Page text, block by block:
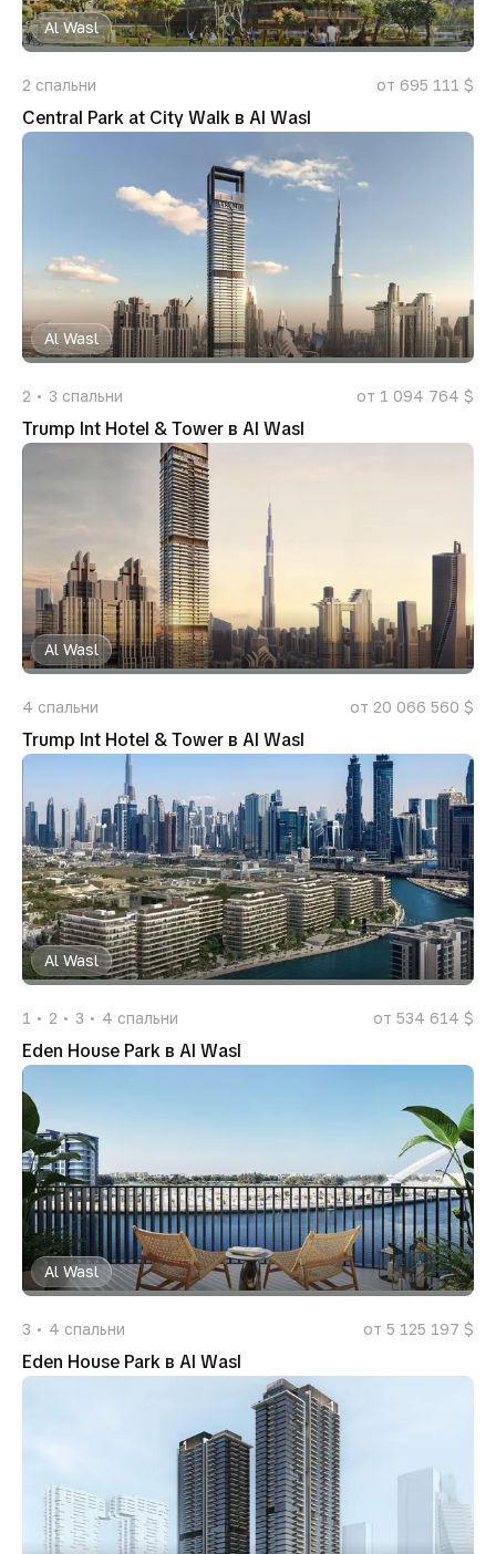
Al Wasl
2 спальни от 695 111 $
Central Park at City Walk в Al Wasl
Al Wasl
2 3 спальни от 1 094 764 $
Trump Int Hotel & Tower в Al Wasl
Al Wasl
4 спальни от 20 066 560 $
Trump Int Hotel & Tower в Al Wasl
Al Wasl
1 2 3 4 спальни от 534 614 $
Eden House Park в Al Wasl
Al Wasl
3 4 спальни от 5 125 197 $
Eden House Park в Al Wasl